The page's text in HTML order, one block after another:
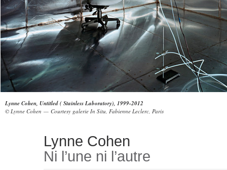
Lynne Cohen, Untitled ( Stainless Laboratory), 1999-2012
© Lynne Cohen — Courtesy galerie In Situ, Fabienne Leclerc, Paris
Lynne Cohen
Ni l’une ni l’autre